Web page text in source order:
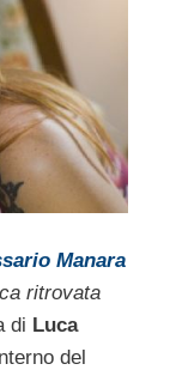
Manara
ritrovata
di Luca
del